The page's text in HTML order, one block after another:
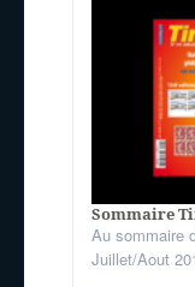
Sommaire
Au sommaire
Juillet/Aout